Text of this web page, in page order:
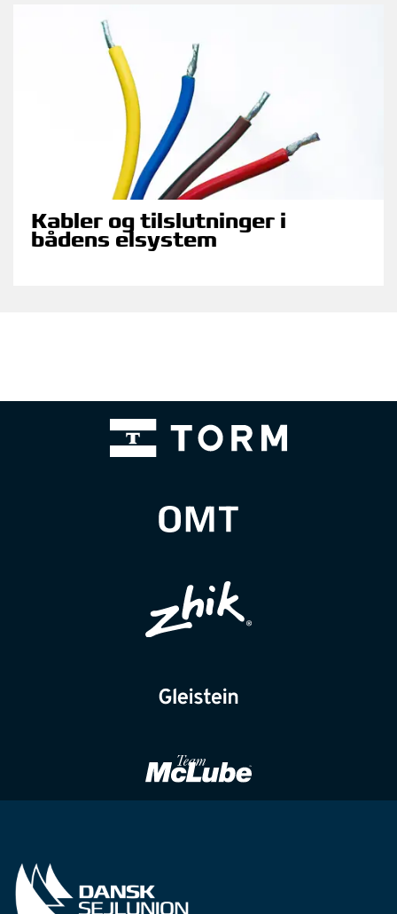
Kabler og tilslutninger i
bådens elsystem